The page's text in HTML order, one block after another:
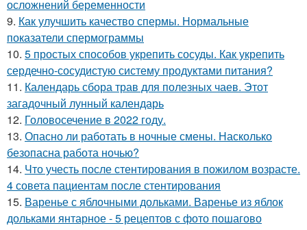
осложнений беременности
9. Как улучшить качество спермы. Нормальные
показатели спермограммы
10. 5 простых способов укрепить сосуды. Как укрепить
сердечно-сосудистую систему продуктами питания?
11. Календарь сбора трав для полезных чаев. Этот
загадочный лунный календарь
12. Головосечение в 2022 году.
13. Опасно ли работать в ночные смены. Насколько
безопасна работа ночью?
14. Что учесть после стентирования в пожилом возрасте.
4 совета пациентам после стентирования
15. Варенье с яблочными дольками. Варенье из яблок
дольками янтарное - 5 рецептов с фото пошагово